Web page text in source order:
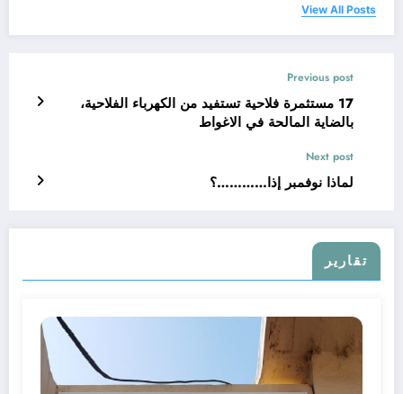
View All Posts
Previous post
17 مستثمرة فلاحية تستفيد من الكهرباء الفلاحية،
بالضاية المالحة في الاغواط
Next post
لماذا نوفمبر إذا…………؟
تقارير